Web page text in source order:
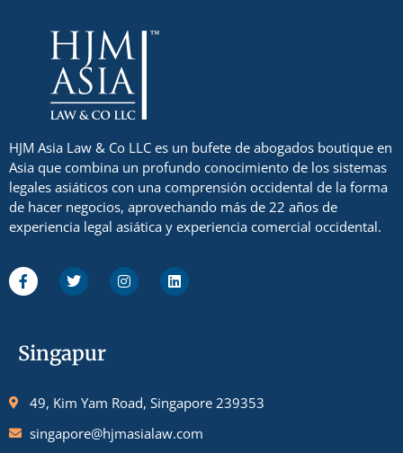
HJM Asia Law & Co LLC es un bufete de abogados boutique en
Asia que combina un profundo conocimiento de los sistemas
legales asiáticos con una comprensión occidental de la forma
de hacer negocios, aprovechando más de 22 años de
experiencia legal asiática y experiencia comercial occidental.
Singapur
49, Kim Yam Road, Singapore 239353
singapore@hjmasialaw.com